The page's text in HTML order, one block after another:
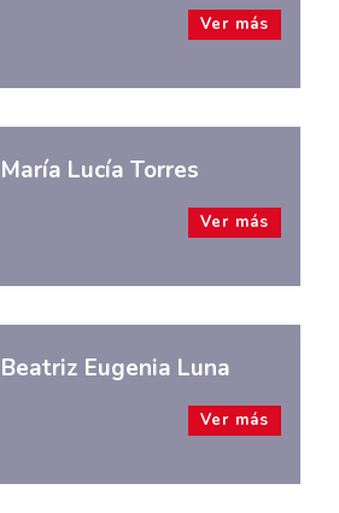
Ver más
María Lucía Torres
Ver más
Beatriz Eugenia Luna
Ver más